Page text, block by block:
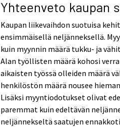
Yhteenveto kaupan
Kaupan liikevaihdon suotuisa
ensimmäisellä neljänneksellä.
kuin myynnin määrä tukku- ja
Alan työllisten määrä kohosi
aikaisten työssä olleiden määrä
henkilöstön määrä nousee
Lisäksi myyntiodotukset olivat
paremmat kuin edeltävän
neljännekseltä saatujen